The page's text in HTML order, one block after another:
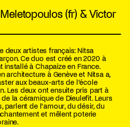
(fr) & Victor
deux artistes français: Nitsa
Ce duo est créé en 2020 à
installé à Chapaize en France.
architecture à Genève et Nitsa a,
aux beaux-arts de l’école
Les deux ont ensuite pris part à
la céramique de Dieulefit. Leurs
parlent de l’amour, du désir, du
et mêlent poterie